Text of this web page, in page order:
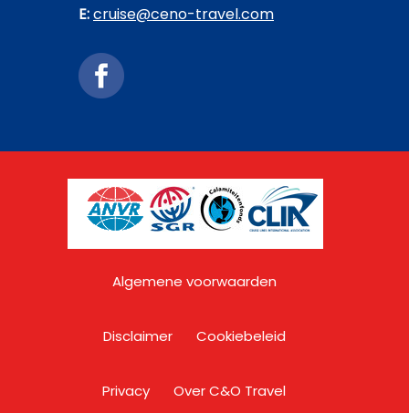
E:cruise@ceno-travel.com
Algemene voorwaarden
Disclaimer Cookiebeleid
Privacy Over C&O Travel